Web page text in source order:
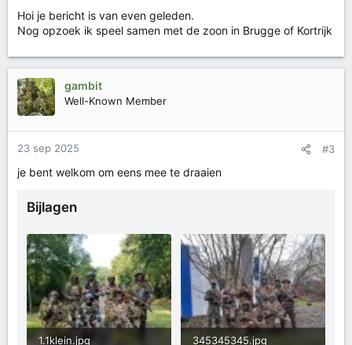
e
n
Hoi je bericht is van even geleden.
Nog opzoek ik speel samen met de zoon in Brugge of Kortrijk
gambit
Well-Known Member
23 sep 2025 #3
je bent welkom om eens mee te draaien
Bijlagen
1.1klein.jpg
345345345.jpg